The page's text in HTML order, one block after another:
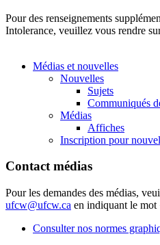
Pour des renseignements
Intolerance, veuillez vous rendre
Médias et nouvelles
Nouvelles
Sujets
Communiqués
Médias
Affiches
Inscription pour
Contact médias
Pour les demandes des médias,
ufcw@ufcw.ca en indiquant le mot
Consulter nos normes